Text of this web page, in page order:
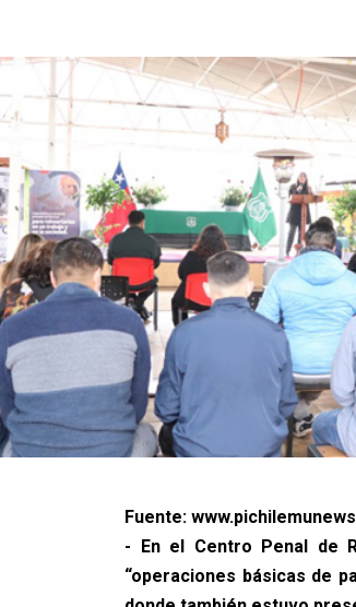
Fuente:
- En el Centro Penal de
“operaciones básicas de